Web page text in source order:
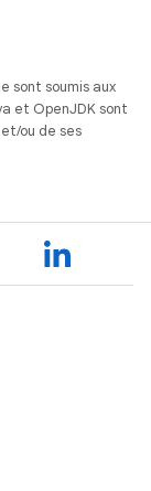
sont soumis aux
et OpenJDK sont
ou de ses